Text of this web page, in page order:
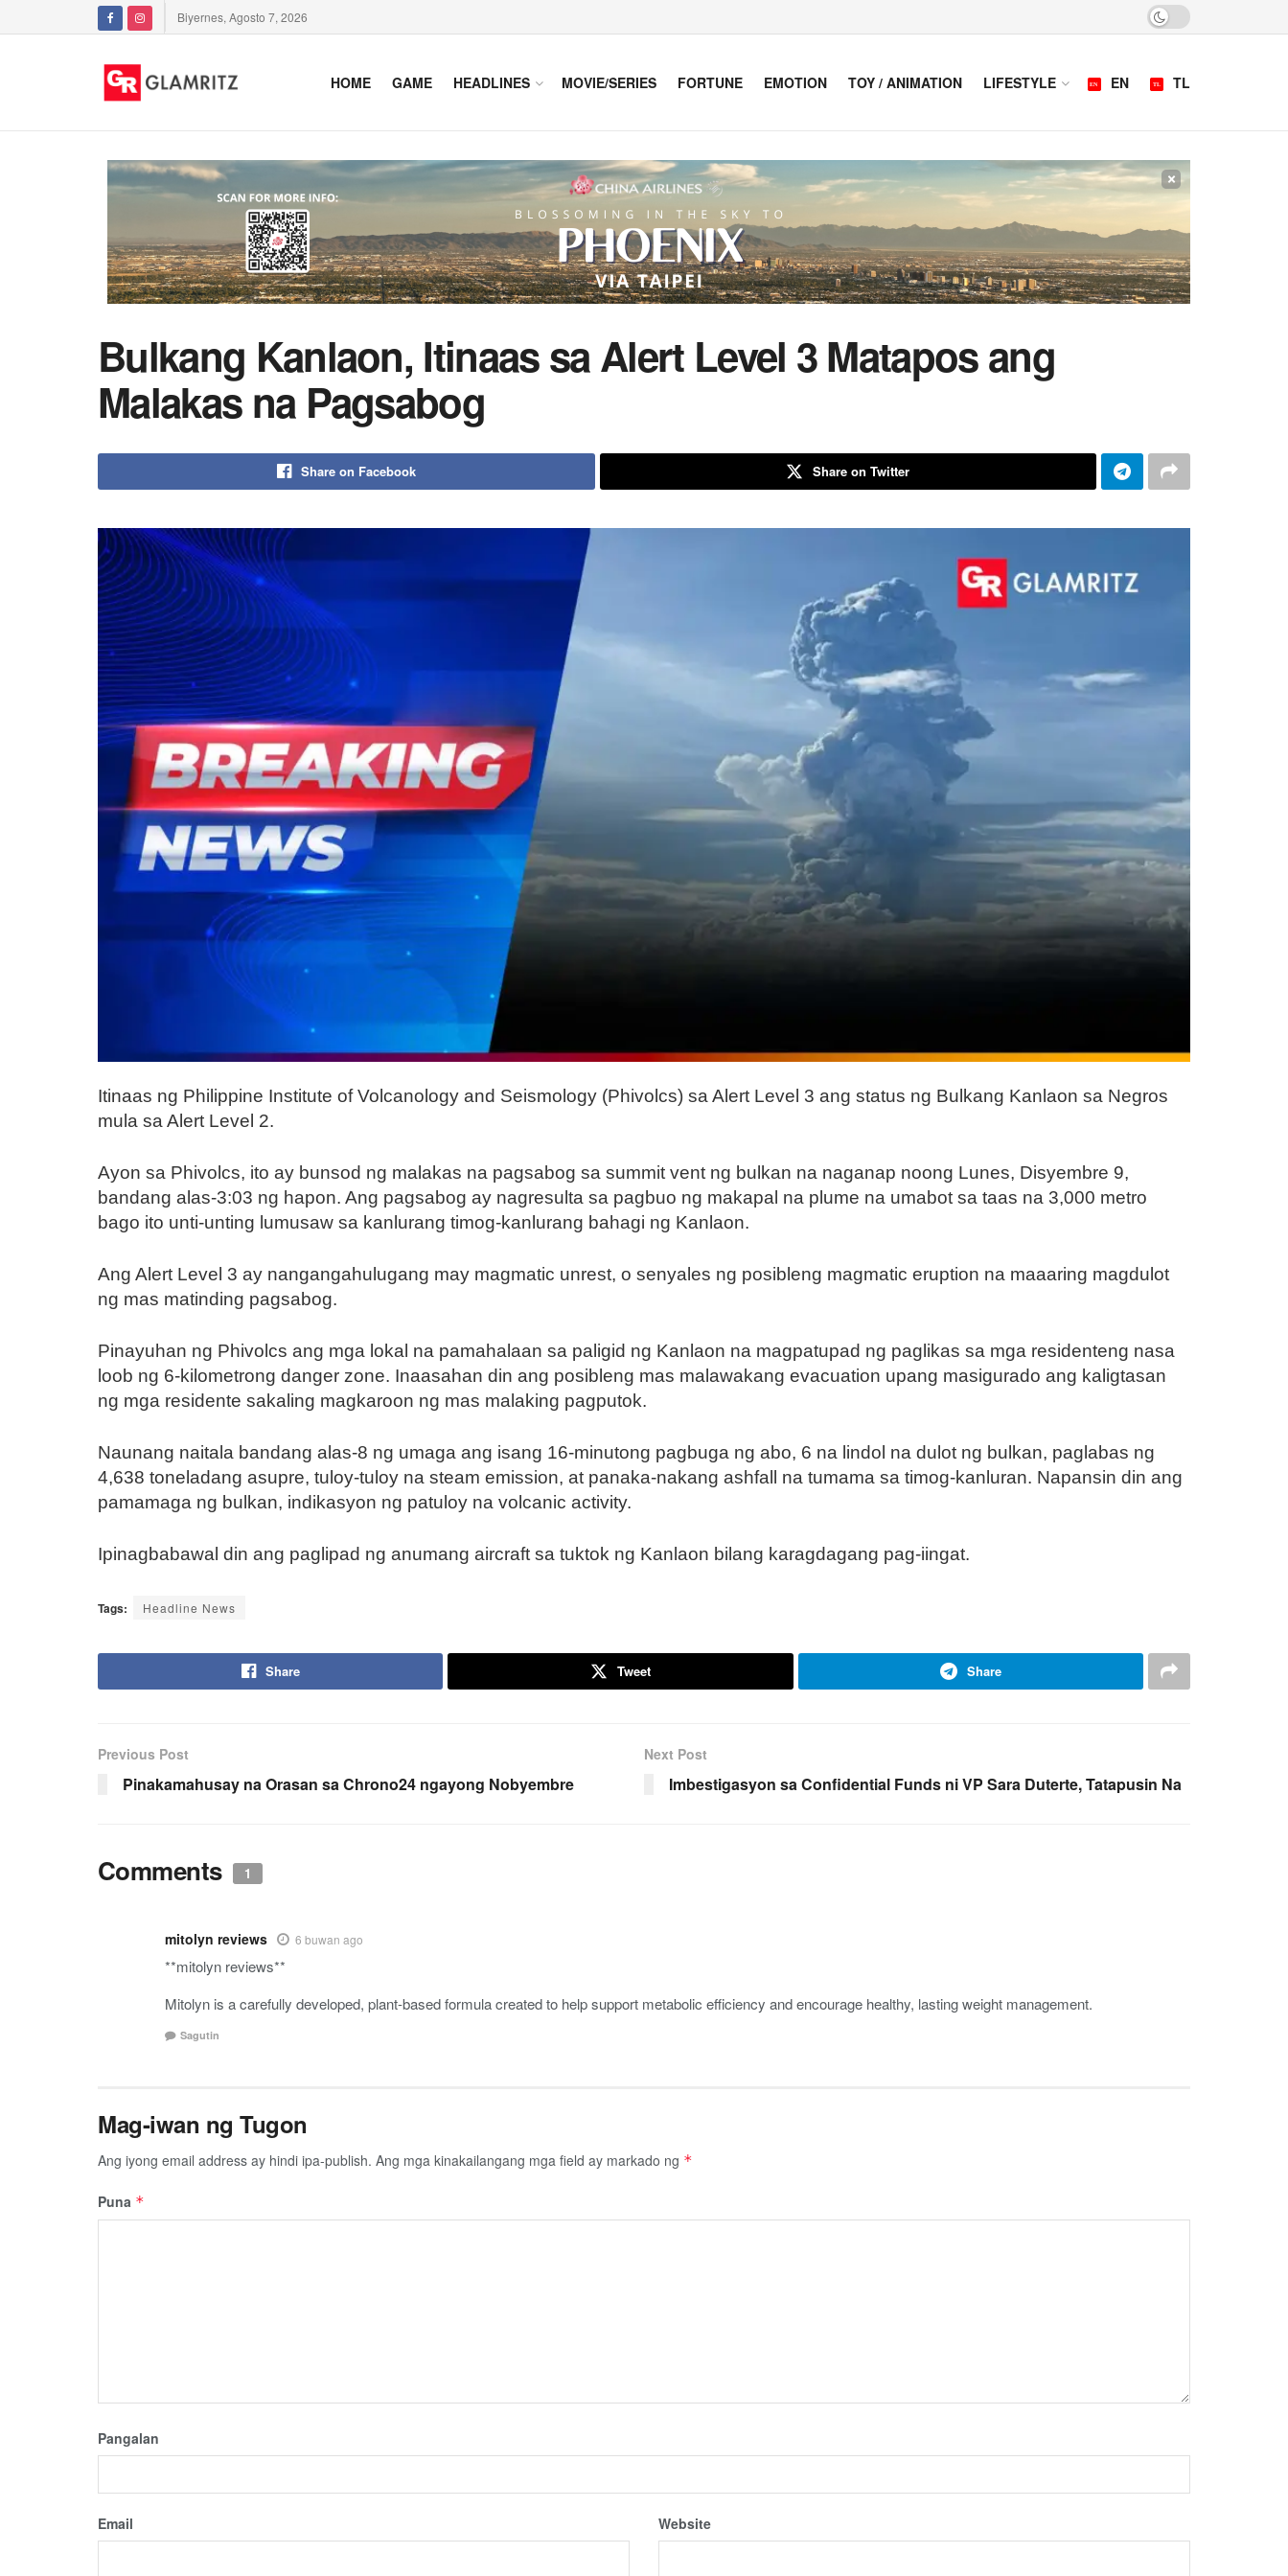
Biyernes, Agosto 7, 2026
HOME GAME HEADLINES MOVIE/SERIES FORTUNE EMOTION TOY / ANIMATION LIFESTYLE EN TL
×
Bulkang Kanlaon, Itinaas sa Alert Level 3 Matapos ang
Malakas na Pagsabog
Share on Facebook Share on Twitter
Itinaas ng Philippine Institute of Volcanology and Seismology (Phivolcs) sa Alert Level 3 ang status ng Bulkang Kanlaon sa Negros
mula sa Alert Level 2.
Ayon sa Phivolcs, ito ay bunsod ng malakas na pagsabog sa summit vent ng bulkan na naganap noong Lunes, Disyembre 9,
bandang alas-3:03 ng hapon. Ang pagsabog ay nagresulta sa pagbuo ng makapal na plume na umabot sa taas na 3,000 metro
bago ito unti-unting lumusaw sa kanlurang timog-kanlurang bahagi ng Kanlaon.
Ang Alert Level 3 ay nangangahulugang may magmatic unrest, o senyales ng posibleng magmatic eruption na maaaring magdulot
ng mas matinding pagsabog.
Pinayuhan ng Phivolcs ang mga lokal na pamahalaan sa paligid ng Kanlaon na magpatupad ng paglikas sa mga residenteng nasa
loob ng 6-kilometrong danger zone. Inaasahan din ang posibleng mas malawakang evacuation upang masigurado ang kaligtasan
ng mga residente sakaling magkaroon ng mas malaking pagputok.
Naunang naitala bandang alas-8 ng umaga ang isang 16-minutong pagbuga ng abo, 6 na lindol na dulot ng bulkan, paglabas ng
4,638 toneladang asupre, tuloy-tuloy na steam emission, at panaka-nakang ashfall na tumama sa timog-kanluran. Napansin din ang
pamamaga ng bulkan, indikasyon ng patuloy na volcanic activity.
Ipinagbabawal din ang paglipad ng anumang aircraft sa tuktok ng Kanlaon bilang karagdagang pag-iingat.
Tags: Headline News
Share Tweet Share
Previous Post
Pinakamahusay na Orasan sa Chrono24 ngayong Nobyembre
Next Post
Imbestigasyon sa Confidential Funds ni VP Sara Duterte, Tatapusin Na
Comments 1
mitolyn reviews 6 buwan ago
**mitolyn reviews**
Mitolyn is a carefully developed, plant-based formula created to help support metabolic efficiency and encourage healthy, lasting weight management.
Sagutin
Mag-iwan ng Tugon
Ang iyong email address ay hindi ipa-publish. Ang mga kinakailangang mga field ay markado ng *
Puna *
Pangalan
Email Website